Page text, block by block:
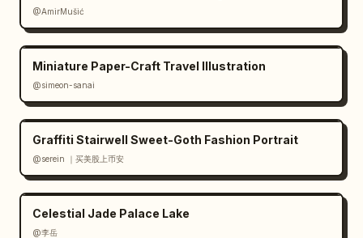
@AmirMušić
Miniature Paper-Craft Travel Illustration
@simeon-sanai
Graffiti Stairwell Sweet-Goth Fashion Portrait
@serein ｜买美股上币安
Celestial Jade Palace Lake
@李岳